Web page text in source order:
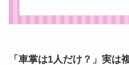
「車掌は1人だけ？」実は